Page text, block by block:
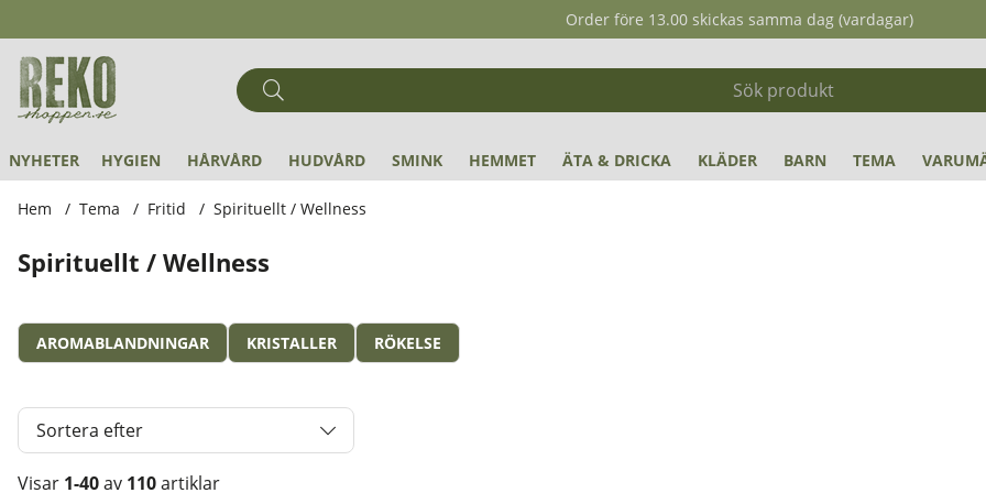
Order före 13.00 skickas samma dag (vardagar)
NYHETER HYGIEN HÅRVÅRD HUDVÅRD SMINK HEMMET ÄTA & DRICKA KLÄDER BARN TEMA
Hem Tema Fritid Spirituellt / Wellness
Spirituellt / Wellness
AROMABLANDNINGAR KRISTALLER RÖKELSE
Sortera efter
Visar 1-40av 110artiklar